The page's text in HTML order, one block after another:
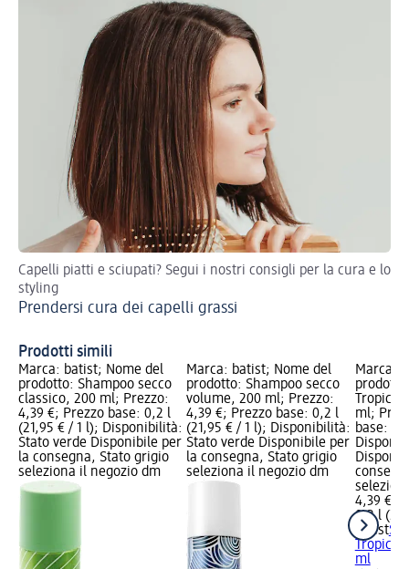
Capelli piatti e sciupati? Segui i nostri consigli per la cura e lo
styling
Prendersi cura dei capelli grassi
Prodotti simili
Marca: batist; Nome del
prodotto: Shampoo secco
classico, 200 ml; Prezzo:
4,39 €; Prezzo base: 0,2 l
(21,95 € / 1 l); Disponibilità:
Stato verde Disponibile per
la consegna, Stato grigio
seleziona il negozio dm
Marca: batist; Nome del
prodotto: Shampoo secco
volume, 200 ml; Prezzo:
4,39 €; Prezzo base: 0,2 l
(21,95 € / 1 l); Disponibilità:
Stato verde Disponibile per
la consegna, Stato grigio
seleziona il negozio dm
Marca:
Tropical
ml;
base:
4,39 €
0,2 l
batist
Tropical
ml